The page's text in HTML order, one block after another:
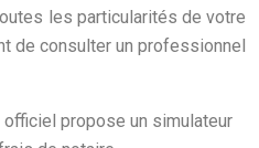
les particularités de votre
de consulter un professionnel
propose un simulateur